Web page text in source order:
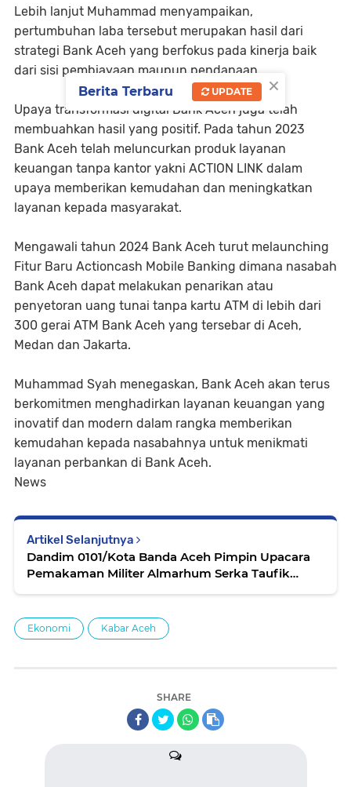
Lebih lanjut Muhammad menyampaikan,
pertumbuhan laba tersebut merupakan hasil dari
strategi Bank Aceh yang berfokus pada kinerja baik
dari sisi pembiayaan maupun pendanaan.
Upaya transformasi digital Bank Aceh juga telah
membuahkan hasil yang positif. Pada tahun 2023
Bank Aceh telah meluncurkan produk layanan
keuangan tanpa kantor yakni ACTION LINK dalam
upaya memberikan kemudahan dan meningkatkan
layanan kepada masyarakat.
Mengawali tahun 2024 Bank Aceh turut melaunching
Fitur Baru Actioncash Mobile Banking dimana nasabah
Bank Aceh dapat melakukan penarikan atau
penyetoran uang tunai tanpa kartu ATM di lebih dari
300 gerai ATM Bank Aceh yang tersebar di Aceh,
Medan dan Jakarta.
Muhammad Syah menegaskan, Bank Aceh akan terus
berkomitmen menghadirkan layanan keuangan yang
inovatif dan modern dalam rangka memberikan
kemudahan kepada nasabahnya untuk menikmati
layanan perbankan di Bank Aceh.
News
Artikel Selanjutnya
Dandim 0101/Kota Banda Aceh Pimpin Upacara
Pemakaman Militer Almarhum Serka Taufik
Ekonomi Kabar Aceh
SHARE
×
Berita Terbaru UPDATE